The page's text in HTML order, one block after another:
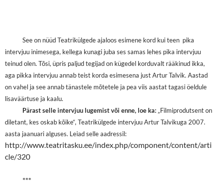
See on nüüd Teatrikülgede ajaloos esimene kord kui teen pika
intervjuu inimesega, kellega kunagi juba ses samas lehes pika intervjuu
teinud olen. Tõsi, üpris paljud tegijad on kügedel korduvalt rääkinud ikka,
aga pikka intervjuu annab teist korda esimesena just Artur Talvik. Aastad
on vahel ja see annab tänastele mõtetele ja pea viis aastat tagasi öeldule
lisaväärtuse ja kaalu.
Pärast selle intervjuu lugemist või enne, loe ka:„Filmiprodutsent on
diletant, kes oskab kõike“, Teatrikülgede intervjuu Artur Talvikuga 2007.
aasta jaanuari alguses. Leiad selle aadressil:
http://www.teatritasku.ee/index.php/component/content/arti
cle/320
***